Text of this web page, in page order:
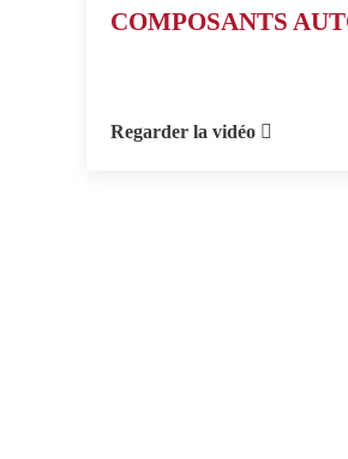
COMPOSANTS
Regarder la vidéo